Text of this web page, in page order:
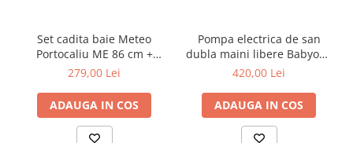
Suporti anatomici plastic
Suporti anatomici textili
Suporti metalici cadite
Set cadita baie Meteo
Portocaliu ME 86 cm +
suport metalic + suport
bebelusi
279,00 Lei
ADAUGA IN COS
Pompa electrica de san
dubla maini libere Babyono
1002
420,00 Lei
ADAUGA IN COS